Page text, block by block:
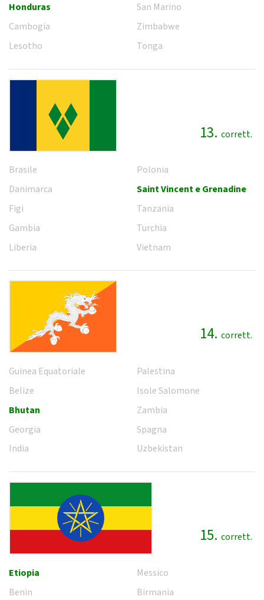
Honduras
Cambogia
Lesotho
San Marino
Zimbabwe
Tonga
13. corrett.
Brasile
Danimarca
Figi
Gambia
Liberia
Polonia
Saint Vincent e Grenadine
Tanzania
Turchia
Vietnam
14. corrett.
Guinea Equatoriale
Belize
Bhutan
Georgia
India
Palestina
Isole Salomone
Zambia
Spagna
Uzbekistan
15. corrett.
Etiopia
Benin
Messico
Birmania